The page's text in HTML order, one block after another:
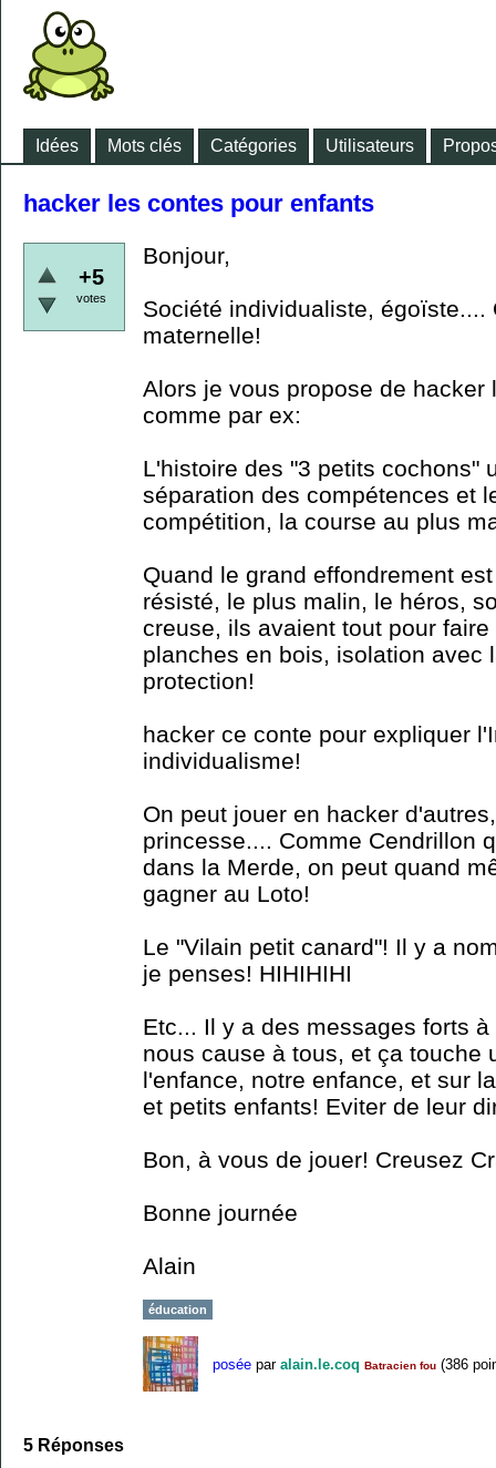
Idées Mots clés Catégories Utilisateurs
hacker les contes pour enfants
+5
votes
Bonjour,
Société individualiste, égoïste....
maternelle!
Alors je vous propose de hacker
comme par ex:
L'histoire des "3 petits cochons"
séparation des compétences et
compétition, la course au plus
Quand le grand effondrement
résisté, le plus malin, le héros,
creuse, ils avaient tout pour
planches en bois, isolation avec
protection!
hacker ce conte pour expliquer
individualisme!
On peut jouer en hacker
princesse.... Comme Cendrillon
dans la Merde, on peut quand
gagner au Loto!
Le "Vilain petit canard"! Il y a
je penses! HIHIHIHI
Etc... Il y a des messages forts
nous cause à tous, et ça touche
l'enfance, notre enfance, et sur
et petits enfants! Eviter de leur
Bon, à vous de jouer! Creusez
Bonne journée
Alain
éducation
posée par alain.le.coq Batracien fou (386
5 Réponses